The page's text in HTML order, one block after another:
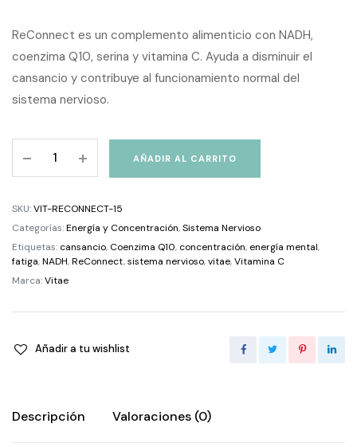
ReConnect es un complemento alimenticio con NADH,
coenzima Q10, serina y vitamina C. Ayuda a disminuir el
cansancio y contribuye al funcionamiento normal del
sistema nervioso.
gastrorresistentes
quantity
AÑADIR AL CARRITO
SKU:VIT-RECONNECT-15
Categorías:Energía y Concentración,Sistema Nervioso
Etiquetas: cansancio, Coenzima Q10, concentración, energía mental,
fatiga,NADH,ReConnect,sistema nervioso,vitae,Vitamina C
Marca:Vitae
Añadir a tu wishlist
Descripción Valoraciones (0)